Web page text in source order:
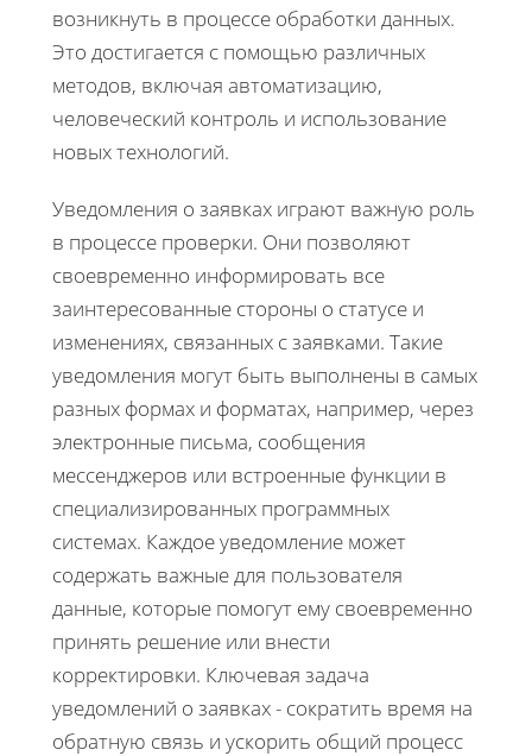
возникнуть в процессе обработки данных.
Это достигается с помощью различных
методов, включая автоматизацию,
человеческий контроль и использование
новых технологий.
Уведомления о заявках играют важную роль
в процессе проверки. Они позволяют
своевременно информировать все
заинтересованные стороны о статусе и
изменениях, связанных с заявками. Такие
уведомления могут быть выполнены в самых
разных формах и форматах, например, через
электронные письма, сообщения
мессенджеров или встроенные функции в
специализированных программных
системах. Каждое уведомление может
содержать важные для пользователя
данные, которые помогут ему своевременно
принять решение или внести
корректировки. Ключевая задача
уведомлений о заявках - сократить время на
обратную связь и ускорить общий процесс